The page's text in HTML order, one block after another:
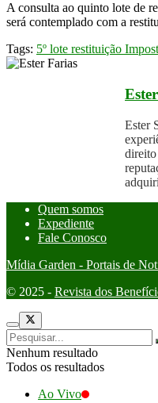
A consulta ao quinto lote de
será contemplado com a
Tags: 5º lote restituição
Ester
direito
Quem somos
Expediente
Fale Conosco
Mídia Garden - Portais de
© 2025 - Revista dos
Nenhum resultado
Todos os resultados
Ao Vivo